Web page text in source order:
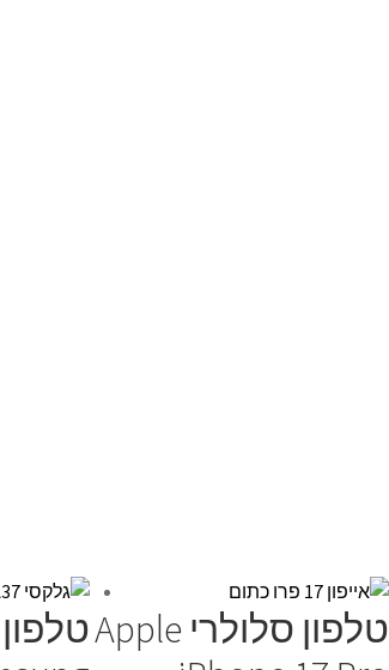
טלפון סלולרי Apple